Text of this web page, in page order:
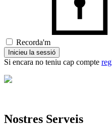
Recorda'm
Inicieu la sessió
Si encara no teniu cap compte
Nostres Serveis